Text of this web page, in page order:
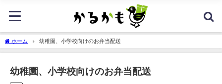
ホーム 幼稚園、小学校向けのお弁当配送
幼稚園、小学校向けのお弁当配送